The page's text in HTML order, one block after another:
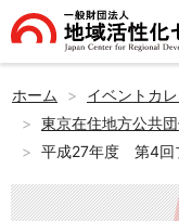
ホーム
イベントカ
東京在住地方公共
平成27年度 第4回